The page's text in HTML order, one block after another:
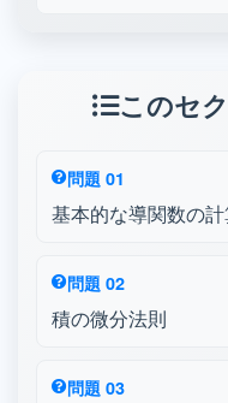
このセ
問題 01
基本的な導関数の
問題 02
積の微分法則
問題 03